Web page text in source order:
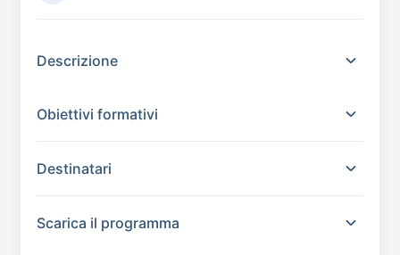
Descrizione
Obiettivi formativi
Destinatari
Scarica il programma